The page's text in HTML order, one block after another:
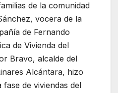
de la comunidad
vocera de la
de Fernando
de Vivienda del
Bravo, alcalde del
Alcántara, hizo
fase de viviendas del